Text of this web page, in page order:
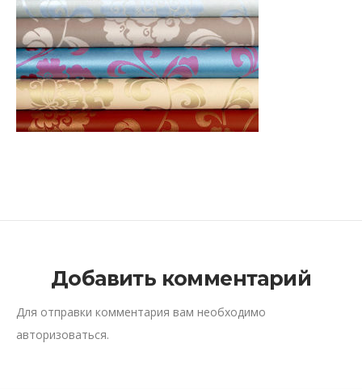
Добавить комментарий
Для отправки комментария вам необходимо
авторизоваться.